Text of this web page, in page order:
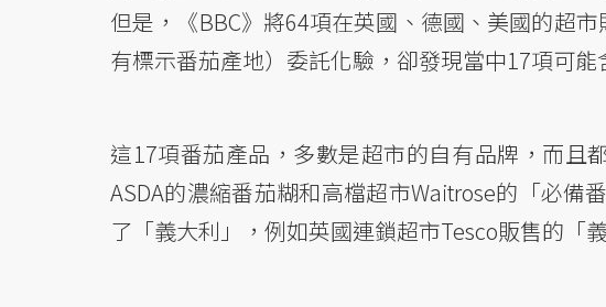
但是，《BBC》將64項在英國、德國、美國的超
有標示番茄產地）委託化驗，卻發現當中17項可能
這17項番茄產品，多數是超市的自有品牌，而且
ASDA的濃縮番茄糊和高檔超市Waitrose的「必備
了「義大利」，例如英國連鎖超市Tesco販售的「